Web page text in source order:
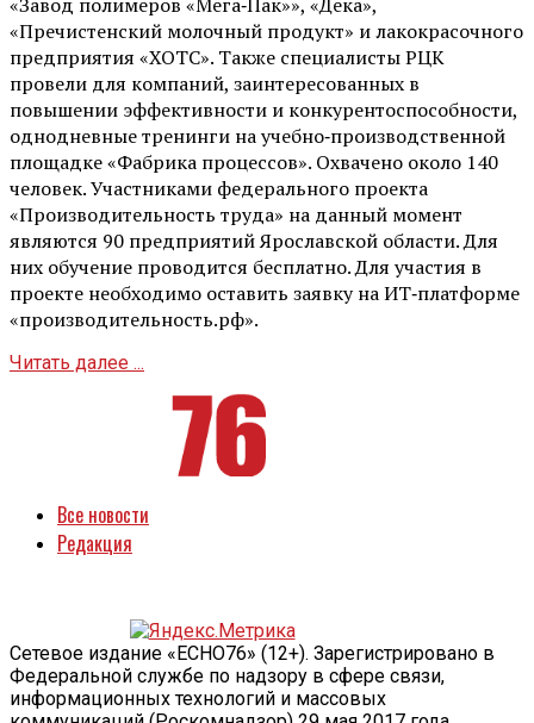
«Пречистенский молочный продукт» и лакокрасочного
предприятия «ХОТС». Также специалисты РЦК
провели для компаний, заинтересованных в
повышении эффективности и конкурентоспособности,
однодневные тренинги на учебно‑производственной
площадке «Фабрика процессов». Охвачено около 140
человек. Участниками федерального проекта
«Производительность труда» на данный момент
являются 90 предприятий Ярославской области. Для
них обучение проводится бесплатно. Для участия в
проекте необходимо оставить заявку на ИТ‑платформе
«производительность.рф».
Читать далее ...
Все новости
Редакция
Сетевое издание «ECHO76» (12+). Зарегистрировано в
Федеральной службе по надзору в сфере связи,
информационных технологий и массовых